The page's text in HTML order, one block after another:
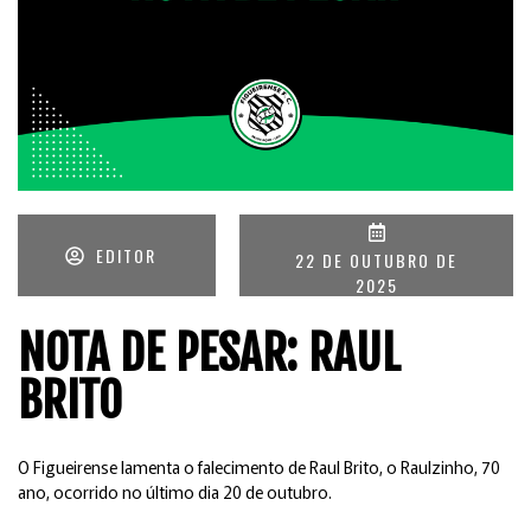
EDITOR
22 DE OUTUBRO DE
2025
NOTA DE PESAR: RAUL
BRITO
O Figueirense lamenta o falecimento de Raul Brito, o Raulzinho, 70
ano, ocorrido no último dia 20 de outubro.